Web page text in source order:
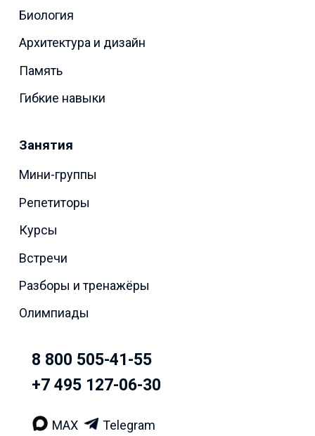
Биология
Архитектура и дизайн
Память
Гибкие навыки
Занятия
Мини-группы
Репетиторы
Курсы
Встречи
Разборы и тренажёры
Олимпиады
8 800 505-41-55
+7 495 127-06-30
MAX Telegram